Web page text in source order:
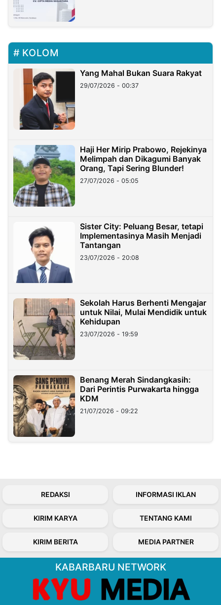
KOLOM
Yang Mahal Bukan Suara Rakyat
29/07/2026 - 00:37
Haji Her Mirip Prabowo, Rejekinya
Melimpah dan Dikagumi Banyak
Orang, Tapi Sering Blunder!
27/07/2026 - 05:05
Sister City: Peluang Besar, tetapi
Implementasinya Masih Menjadi
Tantangan
23/07/2026 - 20:08
Sekolah Harus Berhenti Mengajar
untuk Nilai, Mulai Mendidik untuk
Kehidupan
23/07/2026 - 19:59
Benang Merah Sindangkasih:
Dari Perintis Purwakarta hingga
KDM
21/07/2026 - 09:22
REDAKSI INFORMASI IKLAN
KIRIM KARYA TENTANG KAMI
KIRIM BERITA MEDIA PARTNER
KABARBARU NETWORK